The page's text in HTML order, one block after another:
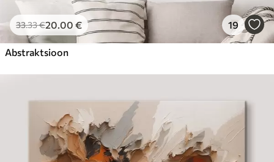
33.33€20.00 € 19
Abstraktsioon